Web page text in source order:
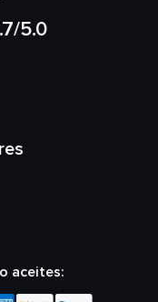
5.0
aceites: